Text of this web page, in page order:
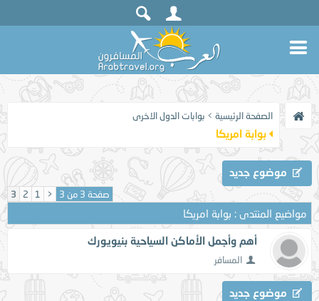
الصفحة الرئيسية > بوابات الدول الاخرى
بوابة امريكا
موضوع جديد
صفحة 3 من 3 <
1
2
3
مواضيع المنتدى : بوابة امريكا
أهم وأجمل الأماكن السياحية بنيويورك
المسافر
موضوع جديد